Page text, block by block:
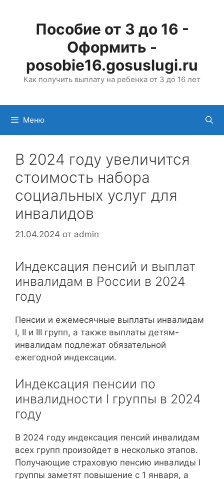
содержимомуПособие от 3 до 16 -
Оформить -
posobie16.gosuslugi.ru
Как получить выплату на ребенка от 3 до 16 лет
Меню
В 2024 году увеличится
стоимость набора
социальных услуг для
инвалидов
21.04.2024 от admin
Индексация пенсий и выплат
инвалидам в России в 2024
году
Пенсии и ежемесячные выплаты инвалидам
I, II и III групп, а также выплаты детям-
инвалидам подлежат обязательной
ежегодной индексации.
Индексация пенсии по
инвалидности I группы в 2024
году
В 2024 году индексация пенсий инвалидам
всех групп произойдет в несколько этапов.
Получающие страховую пенсию инвалиды I
группы заметят повышение с 1 января, а